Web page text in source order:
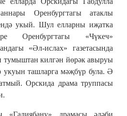
Оренбургтагы атаклы
укый. Шул елларны иҗатка
Оренбургтагы «Чүкеч»
«Әл-ислах» газетасында
килгән йөрәк авыруы
укуын ташларга мәҗбүр була. Ә
Орскида драма труппасы
«Галиябану» драмасы әдәби